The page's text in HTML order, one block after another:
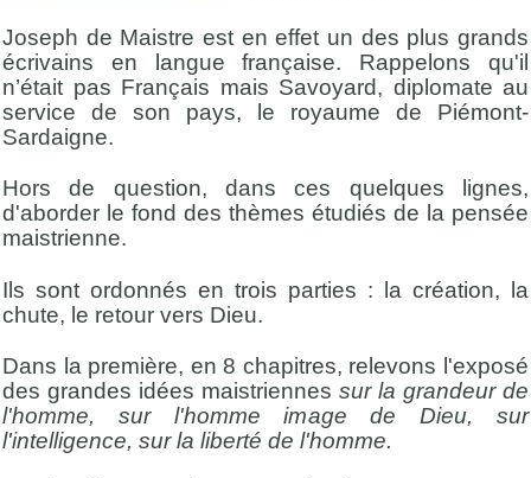
Joseph de Maistre est en effet un des plus grands
écrivains en langue française. Rappelons qu'il
n’était pas Français mais Savoyard, diplomate au
service de son pays, le royaume de Piémont-
Sardaigne.
Hors de question, dans ces quelques lignes,
d'aborder le fond des thèmes étudiés de la pensée
maistrienne.
Ils sont ordonnés en trois parties : la création, la
chute, le retour vers Dieu.
Dans la première, en 8 chapitres, relevons l'exposé
des grandes idées maistriennes sur la grandeur de
l'homme, sur l'homme image de Dieu, sur
l'intelligence, sur la liberté de l'homme.